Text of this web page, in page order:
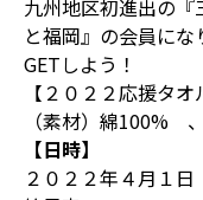
九州地区初進出の
と福岡』の会員に
GETしよう！
【２０２２応援タ
（素材）綿100%
【日時】
２０２２年４月１